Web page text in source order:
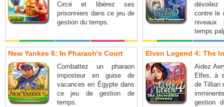
Circé et libérez ses
prisonniers dans ce jeu de
gestion du temps.
contre le
niveaux
temps
New Yankee 6: In Pharaoh's Court
Combattez un pharaon
imposteur en guise de
vacances en Égypte dans
ce jeu de gestion de
temps.
Elven Legend 4: The
Aidez
Elfes, à
de Tillian
gestion